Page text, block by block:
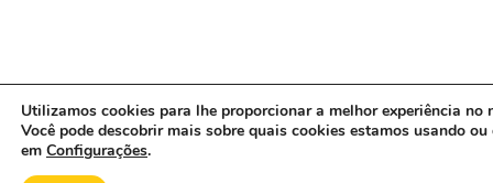
Utilizamos cookies para lhe proporcionar a melhor experiência no
Você pode descobrir mais sobre quais cookies estamos usando
em Configurações.